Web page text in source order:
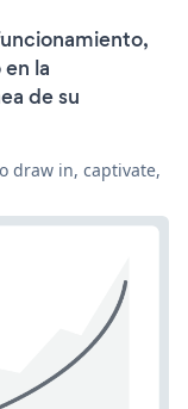
la
de su
draw in, captivate,